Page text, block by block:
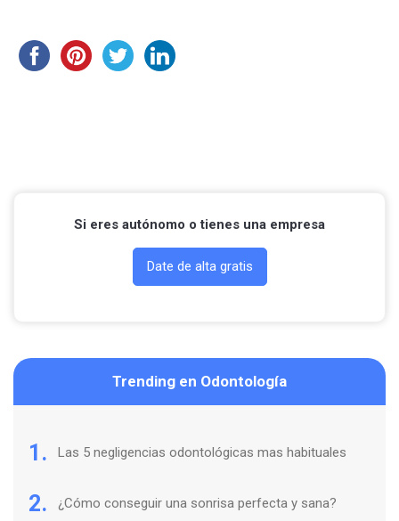
Si eres autónomo o tienes una empresa
Date de alta gratis
Trending en Odontología
1. Las 5 negligencias odontológicas mas habituales
2. ¿Cómo conseguir una sonrisa perfecta y sana?